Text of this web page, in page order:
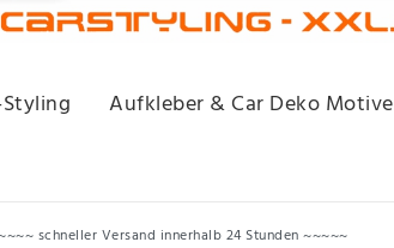
Aufkleber & Car Deko Motive
schneller Versand innerhalb 24 Stunden ~~~~~